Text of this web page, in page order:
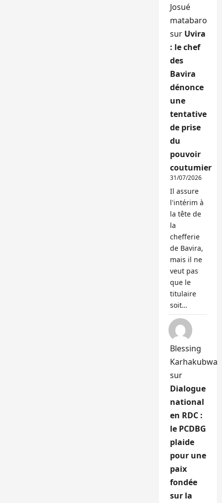
Josué
matabaro
sur Uvira
: le chef
des
Bavira
dénonce
une
tentative
de prise
du
pouvoir
coutumier
31/07/2026
Il assure
l'intérim à
la tête de
la
chefferie
de Bavira,
mais il ne
veut pas
que le
titulaire
soit…
Blessing
Karhakubwa
sur
Dialogue
national
en RDC :
le PCDBG
plaide
pour une
paix
fondée
sur la